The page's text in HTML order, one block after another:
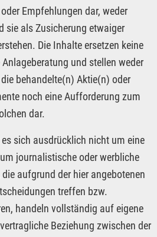
Empfehlungen dar, weder
sie als Zusicherung etwaiger
Die Inhalte ersetzen keine
und stellen weder
behandelte(n) Aktie(n) oder
noch eine Aufforderung zum
dar.
sich ausdrücklich nicht um eine
journalistische oder werbliche
aufgrund der hier angebotenen
treffen bzw.
handeln vollständig auf eigene
Beziehung zwischen der